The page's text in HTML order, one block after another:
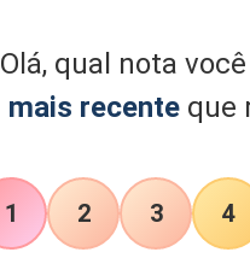
Olá, qual nota
mais recente que
1 2 3 4